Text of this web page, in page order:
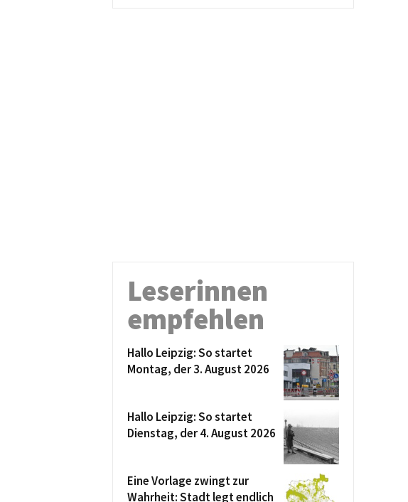
Leserinnen
empfehlen
Hallo Leipzig: So startet
Montag, der 3. August 2026
Hallo Leipzig: So startet
Dienstag, der 4. August 2026
Eine Vorlage zwingt zur
Wahrheit: Stadt legt endlich